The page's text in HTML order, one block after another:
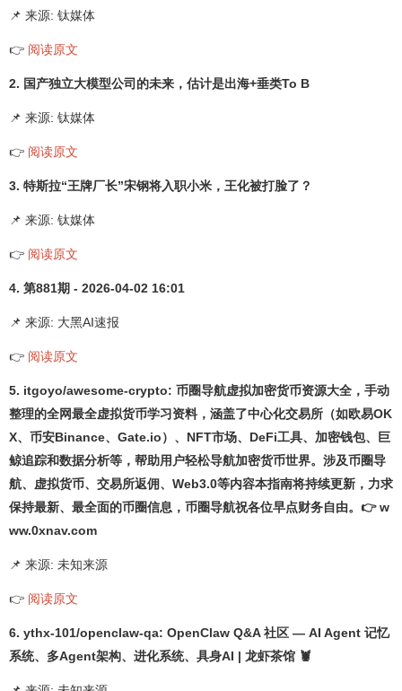
📌 来源: 钛媒体
👉 阅读原文
2. 国产独立大模型公司的未来，估计是出海+垂类To B
📌 来源: 钛媒体
👉 阅读原文
3. 特斯拉“王牌厂长”宋钢将入职小米，王化被打脸了？
📌 来源: 钛媒体
👉 阅读原文
4. 第881期 - 2026-04-02 16:01
📌 来源: 大黑AI速报
👉 阅读原文
5. itgoyo/awesome-crypto: 币圈导航虚拟加密货币资源大全，手动
整理的全网最全虚拟货币学习资料，涵盖了中心化交易所（如欧易OK
X、币安Binance、Gate.io）、NFT市场、DeFi工具、加密钱包、巨
鲸追踪和数据分析等，帮助用户轻松导航加密货币世界。涉及币圈导
航、虚拟货币、交易所返佣、Web3.0等内容本指南将持续更新，力求
保持最新、最全面的币圈信息，币圈导航祝各位早点财务自由。👉 w
ww.0xnav.com
📌 来源: 未知来源
👉 阅读原文
6. ythx-101/openclaw-qa: OpenClaw Q&A 社区 — AI Agent 记忆
系统、多Agent架构、进化系统、具身AI | 龙虾茶馆 🦞